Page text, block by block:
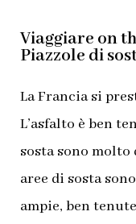
Viaggiare on
Piazzole di
La Francia si
L’asfalto è ben
sosta sono molto
aree di sosta
ampie, ben